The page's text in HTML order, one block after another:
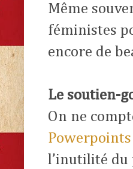
Même
féministes
encore de
Le soutien-
On ne
Powerpoints
l’inutilité du